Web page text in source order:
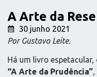
A Arte da
30 junho 2021
Por Gustavo Leite.
Há um livro
“A Arte da Prudência”